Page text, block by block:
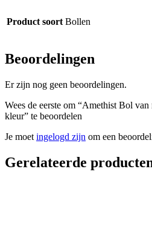
Product soort Bollen
Beoordelingen
Er zijn nog geen beoordelingen.
Wees de eerste om “Amethist Bol
kleur” te beoordelen
Je moet ingelogd zijn om een
Gerelateerde